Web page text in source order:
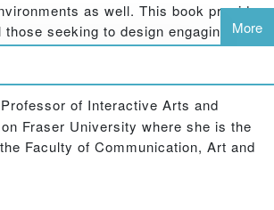
as well. This book provides
seeking to design engaging user
communication and interaction.
on basic principles with case
with a rich understanding of
a welcome, setting the context,
sharing control, supporting
a sense of place, and planning to
Communication, the case
More
of Interactive Arts and
Fraser University where she is the
Faculty of Communication, Art and